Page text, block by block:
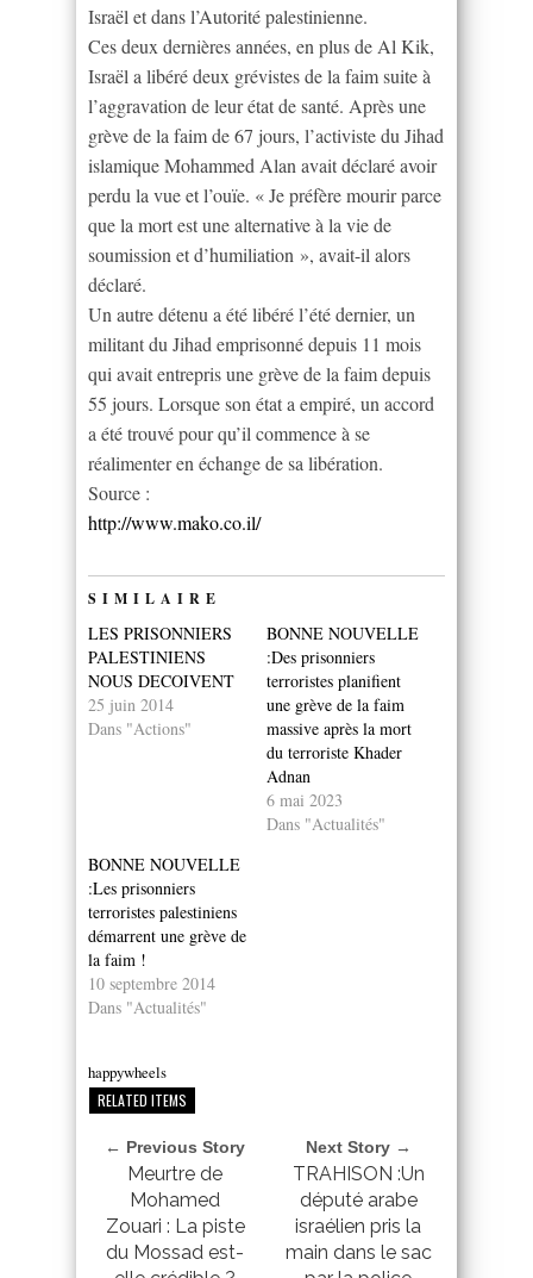
Israël et dans l’Autorité palestinienne.
Ces deux dernières années, en plus de Al Kik,
Israël a libéré deux grévistes de la faim suite à
l’aggravation de leur état de santé. Après une
grève de la faim de 67 jours, l’activiste du Jihad
islamique Mohammed Alan avait déclaré avoir
perdu la vue et l’ouïe. « Je préfère mourir parce
que la mort est une alternative à la vie de
soumission et d’humiliation », avait-il alors
déclaré.
Un autre détenu a été libéré l’été dernier, un
militant du Jihad emprisonné depuis 11 mois
qui avait entrepris une grève de la faim depuis
55 jours. Lorsque son état a empiré, un accord
a été trouvé pour qu’il commence à se
réalimenter en échange de sa libération.
Source :
http://www.mako.co.il/
SIMILAIRE
LES PRISONNIERS
PALESTINIENS
NOUS DECOIVENT
25 juin 2014
Dans "Actions"
BONNE NOUVELLE
:Des prisonniers
terroristes planifient
une grève de la faim
massive après la mort
du terroriste Khader
Adnan
6 mai 2023
Dans "Actualités"
BONNE NOUVELLE
:Les prisonniers
terroristes palestiniens
démarrent une grève de
la faim !
10 septembre 2014
Dans "Actualités"
happywheels
RELATED ITEMS
← Previous Story
Meurtre de
Mohamed
Zouari : La piste
du Mossad est-
Next Story →
TRAHISON :Un
député arabe
israélien pris la
main dans le sac